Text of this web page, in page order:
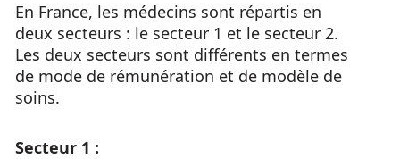
En France, les médecins sont répartis en
deux secteurs : le secteur 1 et le secteur 2.
Les deux secteurs sont différents en termes
de mode de rémunération et de modèle de
soins.
Secteur 1 :